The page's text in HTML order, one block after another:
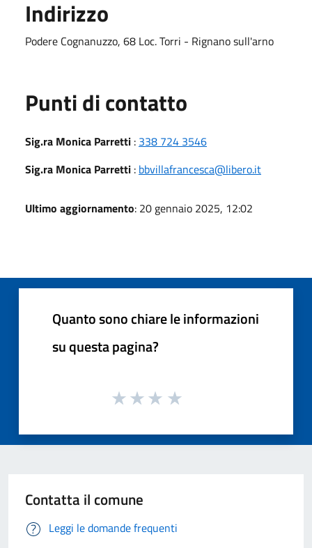
Indirizzo
Podere Cognanuzzo, 68 Loc. Torri - Rignano sull'arno
Punti di contatto
Sig.ra Monica Parretti : 338 724 3546
Sig.ra Monica Parretti : bbvillafrancesca@libero.it
Ultimo aggiornamento: 20 gennaio 2025, 12:02
Quanto sono chiare le informazioni
su questa pagina?
Contatta il comune
Leggi le domande frequenti